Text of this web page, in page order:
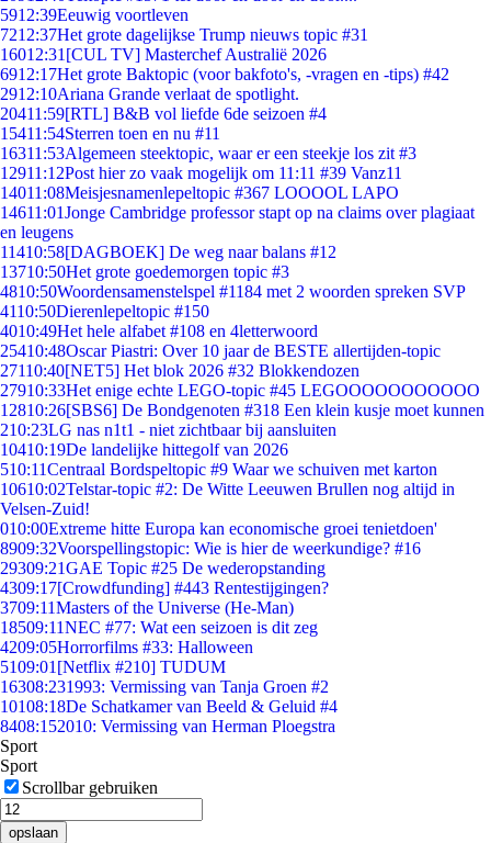
5912:39Eeuwig voortleven
7212:37Het grote dagelijkse Trump nieuws topic #31
16012:31 [CUL TV] Masterchef Australië 2026
6912:17Het grote Baktopic (voor bakfoto's, -vragen en -tips) #42
2912:10Ariana Grande verlaat de spotlight.
20411:59[RTL] B&B vol liefde 6de seizoen #4
15411:54Sterren toen en nu #11
16311:53Algemeen steektopic, waar er een steekje los zit #3
12911:12Post hier zo vaak mogelijk om 11:11 #39 Vanz11
14011:08Meisjesnamenlepeltopic #367 LOOOOL LAPO
14611:01Jonge Cambridge professor stapt op na claims over plagiaat
en leugens
11410:58[DAGBOEK] De weg naar balans #12
13710:50Het grote goedemorgen topic #3
4810:50Woordensamenstelspel #1184 met 2 woorden spreken SVP
4110:50Dierenlepeltopic #150
4010:49Het hele alfabet #108 en 4letterwoord
25410:48Oscar Piastri: Over 10 jaar de BESTE allertijden-topic
27110:40[NET5] Het blok 2026 #32 Blokkendozen
27910:33Het enige echte LEGO-topic #45 LEGOOOOOOOOOOO
12810:26[SBS6] De Bondgenoten #318 Een klein kusje moet kunnen
210:23LG nas n1t1 - niet zichtbaar bij aansluiten
10410:19De landelijke hittegolf van 2026
510:11Centraal Bordspeltopic #9 Waar we schuiven met karton
10610:02Telstar-topic #2: De Witte Leeuwen Brullen nog altijd in
Velsen-Zuid!
010:00Extreme hitte Europa kan economische groei tenietdoen'
8909:32Voorspellingstopic: Wie is hier de weerkundige? #16
29309:21GAE Topic #25 De wederopstanding
4309:17[Crowdfunding] #443 Rentestijgingen?
3709:11Masters of the Universe (He-Man)
18509:11NEC #77: Wat een seizoen is dit zeg
4209:05Horrorfilms #33: Halloween
5109:01 [Netflix #210] TUDUM
16308:231993: Vermissing van Tanja Groen #2
10108:18De Schatkamer van Beeld & Geluid #4
8408:152010: Vermissing van Herman Ploegstra
Sport
Sport
Scrollbar gebruiken
opslaan